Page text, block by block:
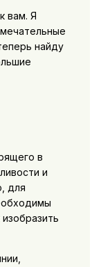
вам. Я
найду
в
и
для